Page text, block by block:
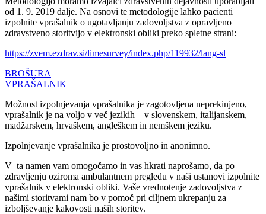
od 1. 9. 2019 dalje. Na osnovi te metodologije lahko pacienti
izpolnite vprašalnik o ugotavljanju zadovoljstva z opravljeno
zdravstveno storitvijo v elektronski obliki preko spletne strani:
https://zvem.ezdrav.si/limesurvey/index.php/119932/lang-sl
BROŠURA
VPRAŠALNIK
Možnost izpolnjevanja vprašalnika je zagotovljena neprekinjeno,
vprašalnik je na voljo v več jezikih – v slovenskem, italijanskem,
madžarskem, hrvaškem, angleškem in nemškem jeziku.
Izpolnjevanje vprašalnika je prostovoljno in anonimno.
V ta namen vam omogočamo in vas hkrati naprošamo, da po
zdravljenju oziroma ambulantnem pregledu v naši ustanovi izpolnite
vprašalnik v elektronski obliki. Vaše vrednotenje zadovoljstva z
našimi storitvami nam bo v pomoč pri ciljnem ukrepanju za
izboljševanje kakovosti naših storitev.